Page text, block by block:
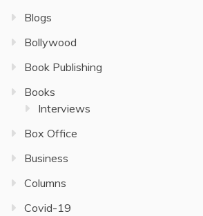
Blogs
Bollywood
Book Publishing
Books
Interviews
Box Office
Business
Columns
Covid-19